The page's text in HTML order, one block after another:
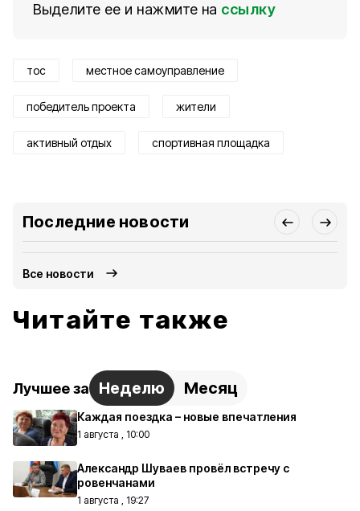
Выделите ее и нажмите на ссылку
тос местное самоуправление
победитель проекта жители
активный отдых спортивная площадка
Последние новости
Все новости
Читайте также
Лучшее за Неделю Месяц
Каждая поездка – новые впечатления
1 августа , 10:00
Александр Шуваев провёл встречу с
ровенчанами
1 августа , 19:27